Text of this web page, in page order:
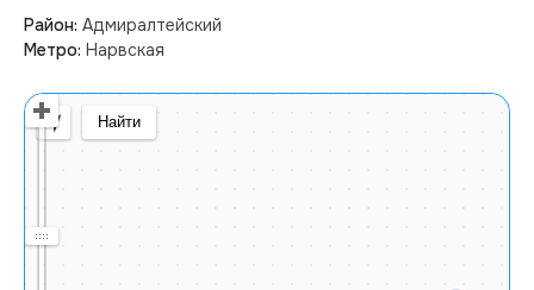
Район: Адмиралтейский
Метро: Нарвская
Найти